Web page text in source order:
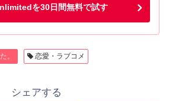
を30日間無料で試す
。 恋愛・ラブコメ
シェアする